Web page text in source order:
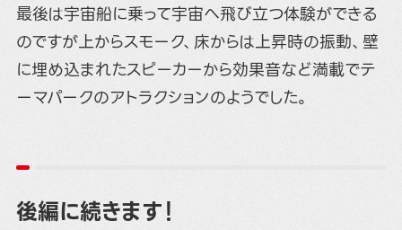
最後は宇宙船に乗って宇宙へ飛び立つ体験ができる
のですが上からスモーク、床からは上昇時の振動、壁
に埋め込まれたスピーカーから効果音など満載でテ
ーマパークのアトラクションのようでした。
後編に続きます！